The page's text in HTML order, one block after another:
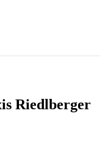
Riedlberger